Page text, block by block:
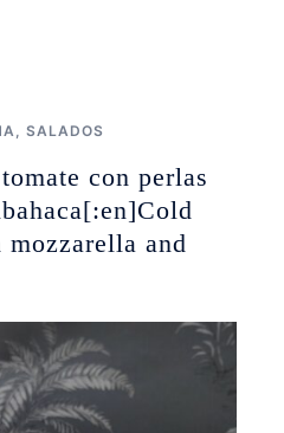
, SALADOS
con perlas
and